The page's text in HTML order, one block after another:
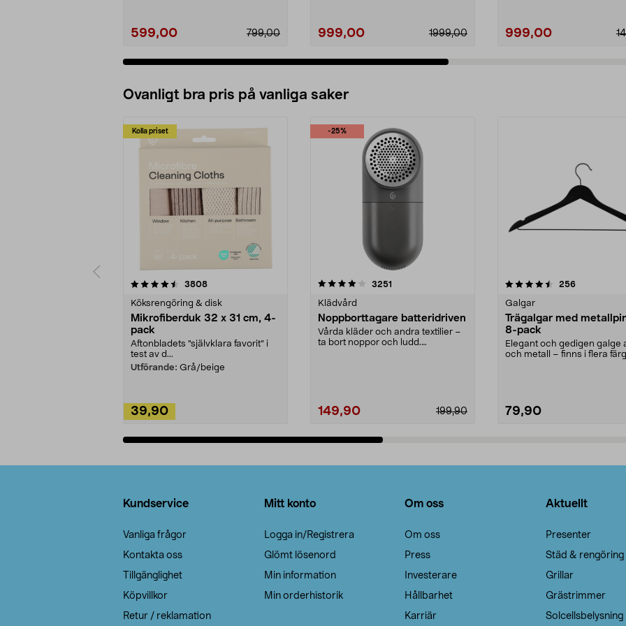
599,00 799,00 999,00 1999,00 999,00
Ovanligt bra pris på vanliga saker
Kolla priset
3808recensioner
Köksrengöring & disk
Mikrofiberduk 32 x 31 cm, 4-
pack
Aftonbladets "självklara favorit” i
test av d...
Utförande: Grå/beige
39,90
-25%
4.0av 5 stjärnor 3251
Klädvård
Noppborttagare batteridriven
Vårda kläder och andra textilier –
ta bort noppor och ludd.
199,90
149,90
4.5av 5 stjärnor 256recensioner
Galgar
Trägalgar med
8-pack
Elegant och gedigen galge
och metall – finns i flera
79,90
4.0av 5 stjärnor
Kundservice
Vanliga frågor
Kontakta oss
Tillgänglighet
Köpvillkor
Retur / reklamation
Mitt konto
Logga in/Registrera
Glömt lösenord
Min information
Min orderhistorik
Om oss
Om oss
Press
Investerare
Hållbarhet
Karriär
Aktuellt
Presenter
Städ & rengöring
Grillar
Grästrimmer
Solcellsbelysning